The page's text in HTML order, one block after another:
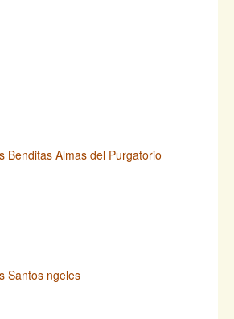
Benditas Almas del Purgatorio
Santos ngeles